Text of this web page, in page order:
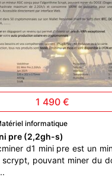
1 490 €
informatique
pre (2,2gh-s)
d1 mini pre est un
scrypt, pouvant miner du